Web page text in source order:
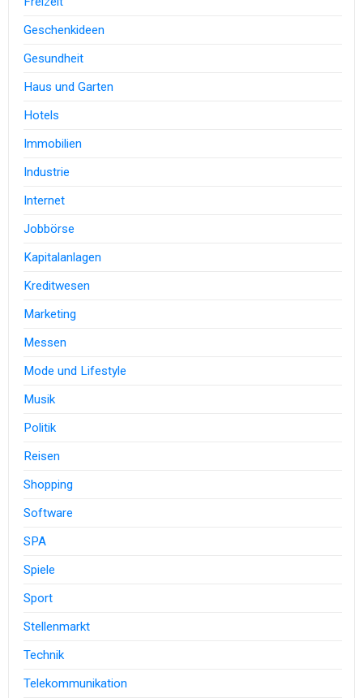
Geschenkideen
Gesundheit
Haus und Garten
Hotels
Immobilien
Industrie
Internet
Jobbörse
Kapitalanlagen
Kreditwesen
Marketing
Messen
Mode und Lifestyle
Musik
Politik
Reisen
Shopping
Software
SPA
Spiele
Sport
Stellenmarkt
Technik
Telekommunikation